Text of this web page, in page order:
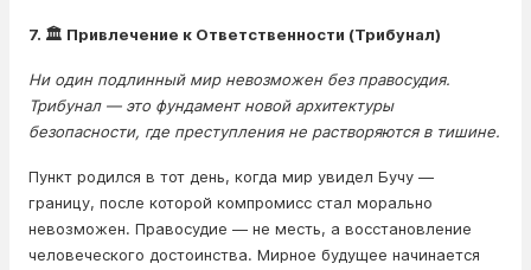
7. 🏛️ Привлечение к Ответственности (Трибунал)
Ни один подлинный мир невозможен без правосудия.
Трибунал — это фундамент новой архитектуры
безопасности, где преступления не растворяются в тишине.
Пункт родился в тот день, когда мир увидел Бучу —
границу, после которой компромисс стал морально
невозможен. Правосудие — не месть, а восстановление
человеческого достоинства. Мирное будущее начинается